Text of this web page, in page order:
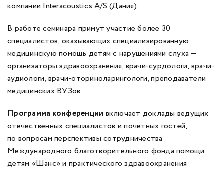
компании Interacoustics A/S (Дания)
В работе семинара примут участие более 30
специалистов, оказывающих специализированную
медицинскую помощь детям с нарушениями слуха —
организаторы здравоохранения, врачи-сурдологи, врачи-
аудиологи, врачи-оториноларингологи, преподаватели
медицинских ВУЗов.
Программа конференции включает доклады ведущих
отечественных специалистов и почетных гостей,
по вопросам перспективы сотрудничества
Международного благотворительного фонда помощи
детям «Шанс» и практического здравоохранения